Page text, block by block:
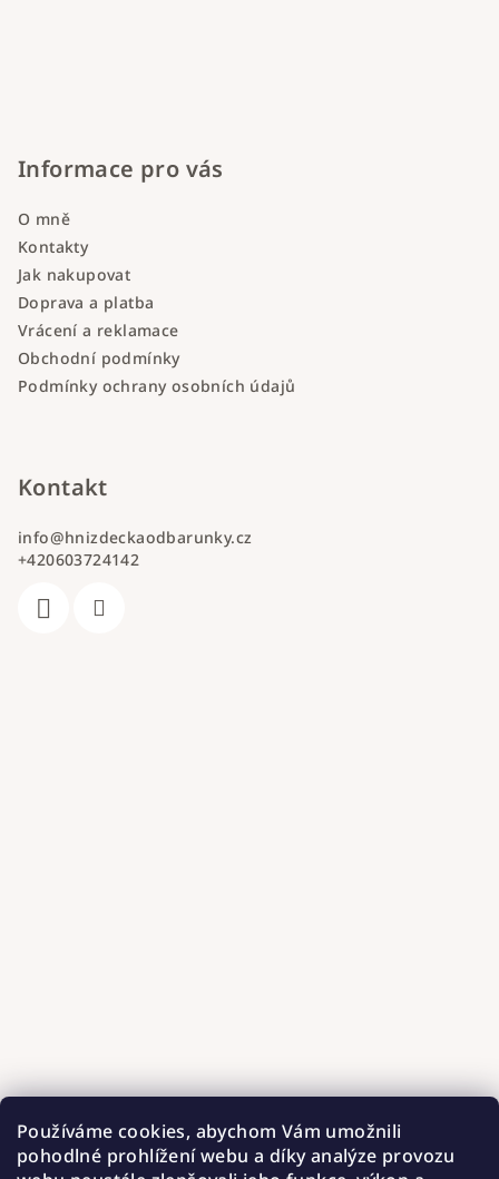
Používáme cookies, abychom Vám umožnili
pohodlné prohlížení webu a díky analýze provozu
Informace pro vás
O mně
Kontakty
Jak nakupovat
Doprava a platba
Vrácení a reklamace
Obchodní podmínky
Podmínky ochrany osobních údajů
Kontakt
info@hnizdeckaodbarunky.cz
+420603724142